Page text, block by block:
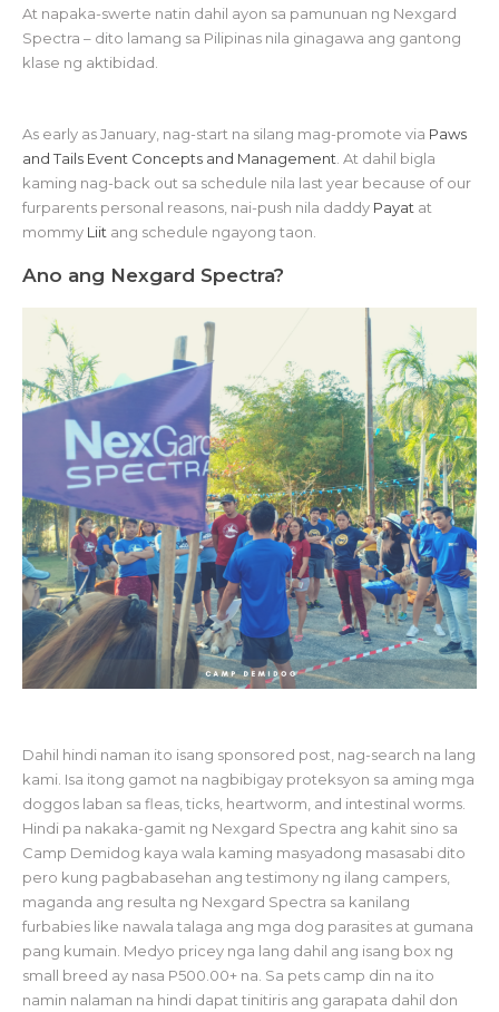
At napaka-swerte natin dahil ayon sa pamunuan ng Nexgard
Spectra – dito lamang sa Pilipinas nila ginagawa ang gantong
klase ng aktibidad.
As early as January, nag-start na silang mag-promote via Paws
and Tails Event Concepts and Management. At dahil bigla
kaming nag-back out sa schedule nila last year because of our
furparents personal reasons, nai-push nila daddy Payat at
mommy Liit ang schedule ngayong taon.
Ano ang Nexgard Spectra?
Dahil hindi naman ito isang sponsored post, nag-search na lang
kami. Isa itong gamot na nagbibigay proteksyon sa aming mga
doggos laban sa fleas, ticks, heartworm, and intestinal worms.
Hindi pa nakaka-gamit ng Nexgard Spectra ang kahit sino sa
Camp Demidog kaya wala kaming masyadong masasabi dito
pero kung pagbabasehan ang testimony ng ilang campers,
maganda ang resulta ng Nexgard Spectra sa kanilang
furbabies like nawala talaga ang mga dog parasites at gumana
pang kumain. Medyo pricey nga lang dahil ang isang box ng
small breed ay nasa P500.00+ na. Sa pets camp din na ito
namin nalaman na hindi dapat tinitiris ang garapata dahil don